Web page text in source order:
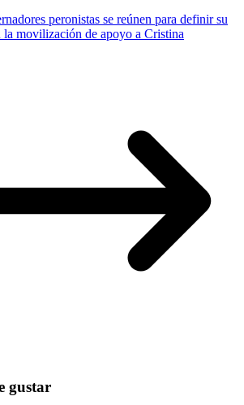
peronistas se reúnen para definir su
la movilización de apoyo a Cristina
gustar